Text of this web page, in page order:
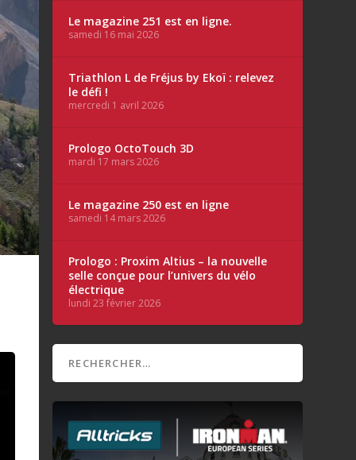
Le magazine 251 est en ligne.
samedi 16 mai 2026
Triathlon L de Fréjus by Ekoï : relevez
le défi !
mercredi 1 avril 2026
Prologo OctoTouch 3D
mardi 17 mars 2026
Le magazine 250 est en ligne
samedi 14 mars 2026
Prologo : Proxim Altius – la nouvelle
selle conçue pour l’univers du vélo
électrique
lundi 23 février 2026